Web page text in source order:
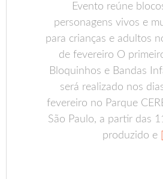
Evento reúne
personagens vivos e
para crianças e adultos
de fevereiro O
Bloquinhos e Bandas
será realizado nos
fevereiro no Parque
São Paulo, a partir das
produzido e